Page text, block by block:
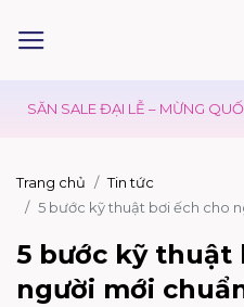
LỄ – MỪNG QUỐC KHÁNH 02/
Trang chủ
Tin tức
5 bước kỹ thuật bơi ếch cho
5 bước kỹ thuật
người mới